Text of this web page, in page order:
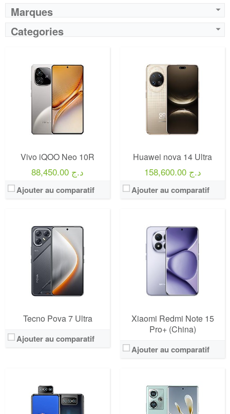
Marques
Categories
Vivo iQOO Neo 10R
88,450.00 د.ج
Ajouter au comparatif
Huawei nova 14 Ultra
158,600.00 د.ج
Ajouter au comparatif
Tecno Pova 7 Ultra
Ajouter au comparatif
Xiaomi Redmi Note 15
Pro+ (China)
Ajouter au comparatif